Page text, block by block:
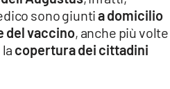
sono giuntia domicilio
del vaccino, anche più volte
copertura dei cittadini